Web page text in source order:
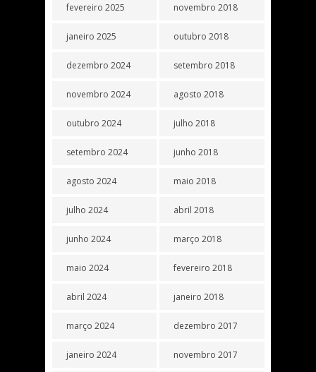
fevereiro 2025
janeiro 2025
dezembro 2024
novembro 2024
outubro 2024
setembro 2024
agosto 2024
julho 2024
junho 2024
maio 2024
abril 2024
março 2024
janeiro 2024
novembro 2018
outubro 2018
setembro 2018
agosto 2018
julho 2018
junho 2018
maio 2018
abril 2018
março 2018
fevereiro 2018
janeiro 2018
dezembro 2017
novembro 2017